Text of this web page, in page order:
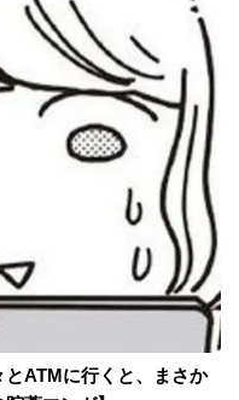
ATMに行くと、まさか